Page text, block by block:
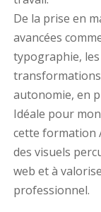
De la prise en
avancées
typographie,
transformations
autonomie, en
Idéale pour
cette formation
des visuels
web et à
professionnel.